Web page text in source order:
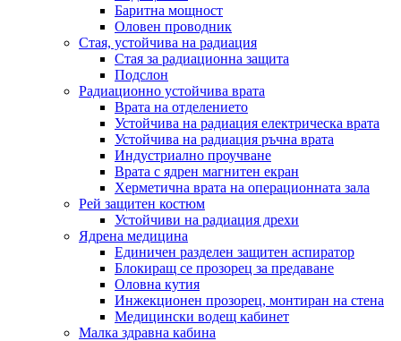
Баритна мощност
Оловен проводник
Стая, устойчива на радиация
Стая за радиационна защита
Подслон
Радиационно устойчива врата
Врата на отделението
Устойчива на радиация електрическа врата
Устойчива на радиация ръчна врата
Индустриално проучване
Врата с ядрен магнитен екран
Херметична врата на операционната зала
Рей защитен костюм
Устойчиви на радиация дрехи
Ядрена медицина
Единичен разделен защитен аспиратор
Блокиращ се прозорец за предаване
Оловна кутия
Инжекционен прозорец, монтиран на стена
Медицински водещ кабинет
Малка здравна кабина